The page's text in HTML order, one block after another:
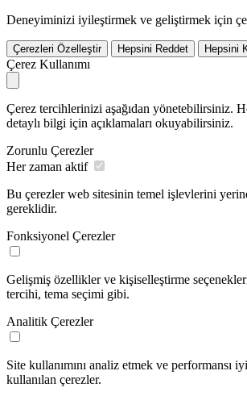
Deneyiminizi iyileştirmek ve geliştirmek için
Çerezleri Özelleştir Hepsini Reddet Hepsini
Çerez Kullanımı
Çerez tercihlerinizi aşağıdan yönetebilirsiniz.
detaylı bilgi için açıklamaları okuyabilirsiniz.
Zorunlu Çerezler
Her zaman aktif
Bu çerezler web sitesinin temel işlevlerini
gereklidir.
Fonksiyonel Çerezler
Gelişmiş özellikler ve kişiselleştirme
tercihi, tema seçimi gibi.
Analitik Çerezler
Site kullanımını analiz etmek ve performansı
kullanılan çerezler.